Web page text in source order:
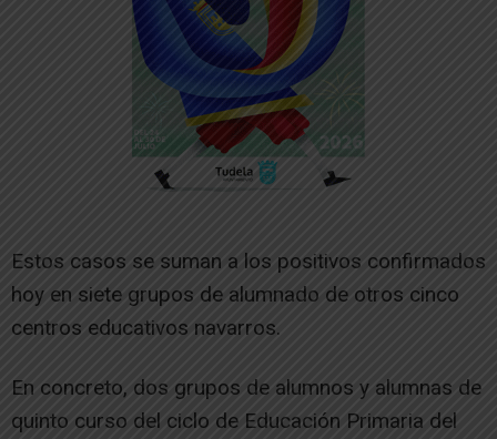
Estos casos se suman a los positivos confirmados
hoy en siete grupos de alumnado de otros cinco
centros educativos navarros.
En concreto, dos grupos de alumnos y alumnas de
quinto curso del ciclo de Educación Primaria del